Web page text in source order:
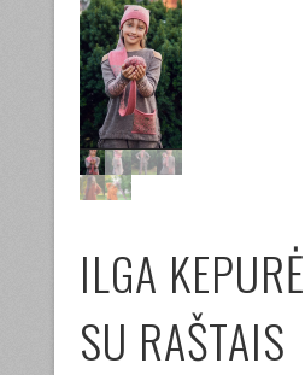
ILGA KEPURĖ
SU RAŠTAIS